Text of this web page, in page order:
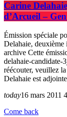
Carine
d’Arcueil –
Émission spéciale
Delahaie, deuxième
archive Cette
delahaie-candidate-
réécouter, veuillez
Delahaie est
today16 mars 2011 4
Come back